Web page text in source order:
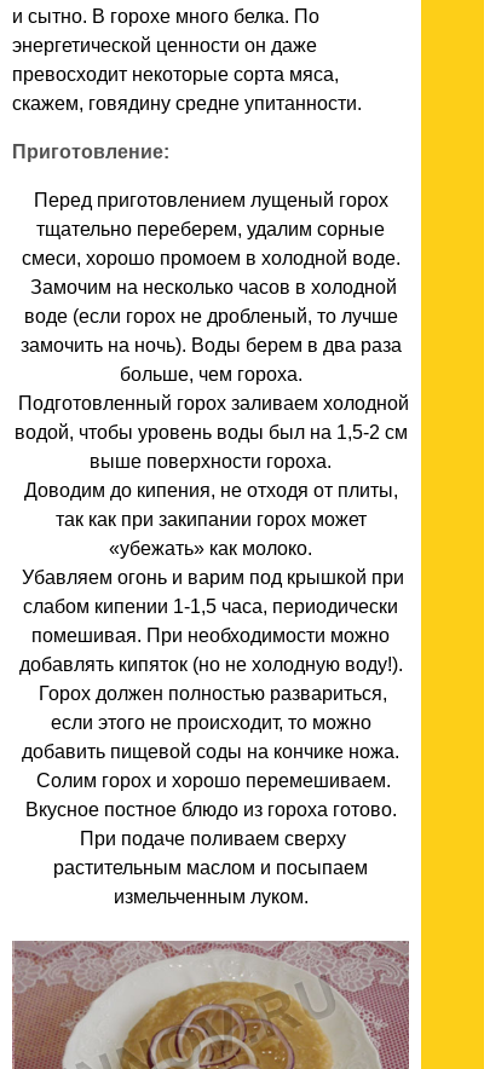
и сытно. В горохе много белка. По
энергетической ценности он даже
превосходит некоторые сорта мяса,
скажем, говядину средне упитанности.
Приготовление:
Перед приготовлением лущеный горох
тщательно переберем, удалим сорные
смеси, хорошо промоем в холодной воде.
Замочим на несколько часов в холодной
воде (если горох не дробленый, то лучше
замочить на ночь). Воды берем в два раза
больше, чем гороха.
Подготовленный горох заливаем холодной
водой, чтобы уровень воды был на 1,5-2 см
выше поверхности гороха.
Доводим до кипения, не отходя от плиты,
так как при закипании горох может
«убежать» как молоко.
Убавляем огонь и варим под крышкой при
слабом кипении 1-1,5 часа, периодически
помешивая. При необходимости можно
добавлять кипяток (но не холодную воду!).
Горох должен полностью развариться,
если этого не происходит, то можно
добавить пищевой соды на кончике ножа.
Солим горох и хорошо перемешиваем.
Вкусное постное блюдо из гороха готово.
При подаче поливаем сверху
растительным маслом и посыпаем
измельченным луком.